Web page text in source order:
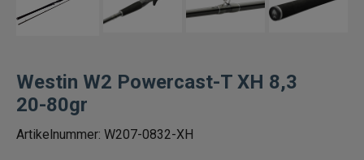
Havsfiskespön
Haspelspön
Westin W2 Powercast-T XH 8,3
20-80gr
Artikelnummer: W207-0832-XH